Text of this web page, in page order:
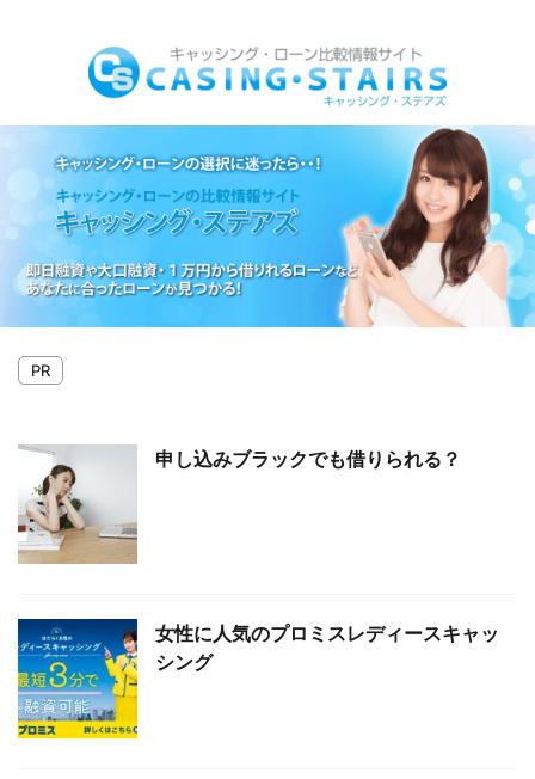
PR
申し込みブラックでも借りられる？
女性に人気のプロミスレディースキャッ
シング